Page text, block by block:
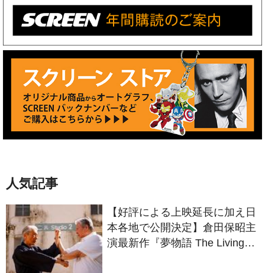
人気記事
【好評による上映延長に加え日
本各地で公開決定】倉田保昭主
演最新作『夢物語 The Living